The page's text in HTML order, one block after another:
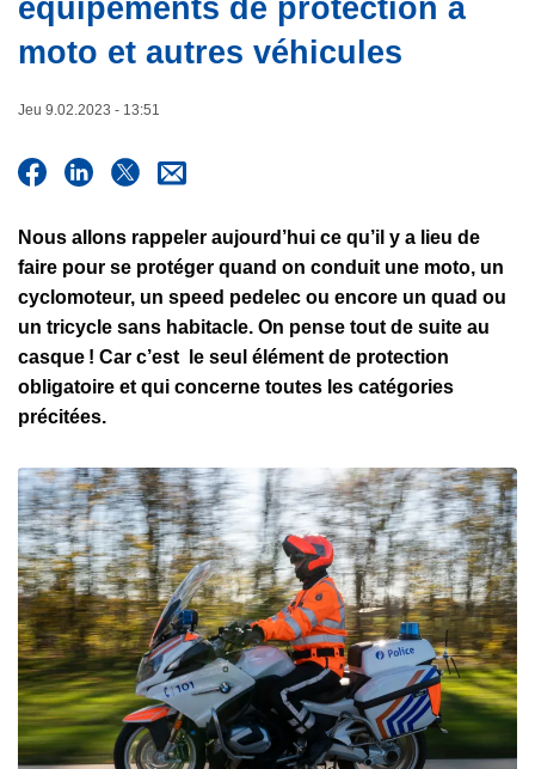
e
équipements de protection à
moto et autres véhicules
Jeu 9.02.2023 - 13:51
Nous allons rappeler aujourd’hui ce qu’il y a lieu de
faire pour se protéger quand on conduit une moto, un
cyclomoteur, un speed pedelec ou encore un quad ou
un tricycle sans habitacle. On pense tout de suite au
casque ! Car c’est le seul élément de protection
obligatoire et qui concerne toutes les catégories
précitées.